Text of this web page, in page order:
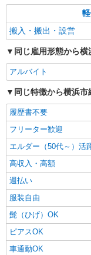
搬入・搬出・設営
同じ雇用形態から
アルバイト
同じ特徴から横浜
履歴書不要
フリーター歓迎
エルダー（50代～）活
高収入・高額
週払い
服装自由
髭（ひげ）OK
ピアスOK
車通勤OK